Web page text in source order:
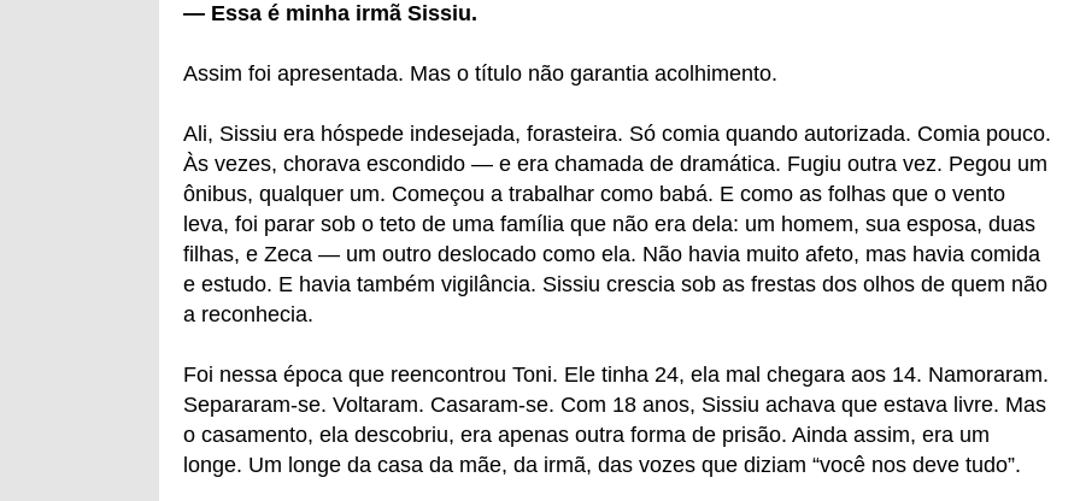
— Essa é minha irmã Sissiu.
Assim foi apresentada. Mas o título não garantia acolhimento.
Ali, Sissiu era hóspede indesejada, forasteira. Só comia quando autorizada. Comia pouco.
Às vezes, chorava escondido — e era chamada de dramática. Fugiu outra vez. Pegou um
ônibus, qualquer um. Começou a trabalhar como babá. E como as folhas que o vento
leva, foi parar sob o teto de uma família que não era dela: um homem, sua esposa, duas
filhas, e Zeca — um outro deslocado como ela. Não havia muito afeto, mas havia comida
e estudo. E havia também vigilância. Sissiu crescia sob as frestas dos olhos de quem não
a reconhecia.
Foi nessa época que reencontrou Toni. Ele tinha 24, ela mal chegara aos 14. Namoraram.
Separaram-se. Voltaram. Casaram-se. Com 18 anos, Sissiu achava que estava livre. Mas
o casamento, ela descobriu, era apenas outra forma de prisão. Ainda assim, era um
longe. Um longe da casa da mãe, da irmã, das vozes que diziam “você nos deve tudo”.